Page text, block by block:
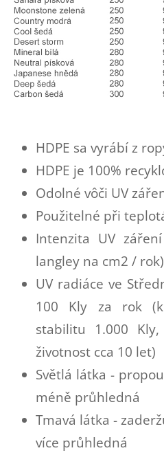
HDPE sa vyrábí z
HDPE je 100%
Odolné vôči UV
Použitelné při
Intenzita UV
langley na cm2 / rok)
UV radiáce ve
100 Kly za rok
stabilitu 1.000
životnost cca 10 let)
Světlá látka -
méně průhledná
Tmavá látka -
více průhledná